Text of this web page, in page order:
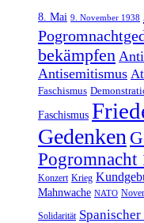
8. Mai 9. November 1938
bekämpfen
Antisemitismus
Faschismus
Faschismus
Gedenken
Pogromnacht
Konzert Krieg
Mahnwache NATO
Solidarität